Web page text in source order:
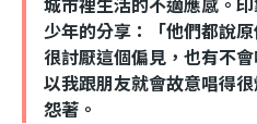
城市裡生活的不適應感。
少年的分享：「他們都說
很討厭這個偏見，也有不
以我跟朋友就會故意唱得
怨著。